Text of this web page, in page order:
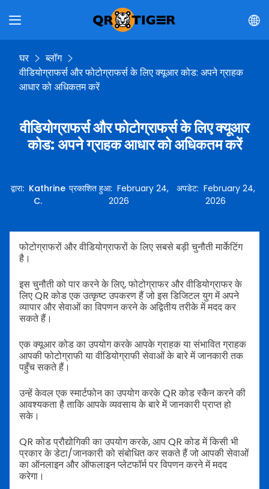
घर
ब्लॉग
वीडियोग्राफर्स और फोटोग्राफर्स के लिए क्यूआर कोड: अपने ग्राहक
आधार को अधिकतम करें
वीडियोग्राफर्स और फोटोग्राफर्स के लिए क्यूआर
कोड: अपने ग्राहक आधार को अधिकतम करें
द्वारा: Kathrine
C.
प्रकाशित हुआ:February 24,
2026
अपडेट: February 24,
2026
फोटोग्राफरों और वीडियोग्राफरों के लिए सबसे बड़ी चुनौती मार्केटिंग
है।
इस चुनौती को पार करने के लिए, फोटोग्राफर और वीडियोग्राफर के
लिए QR कोड एक उत्कृष्ट उपकरण हैं जो इस डिजिटल युग में अपने
व्यापार और सेवाओं का विपणन करने के अद्वितीय तरीके में मदद कर
सकते हैं।
एक क्यूआर कोड का उपयोग करके आपके ग्राहक या संभावित ग्राहक
आपकी फोटोग्राफी या वीडियोग्राफी सेवाओं के बारे में जानकारी तक
पहुँच सकते हैं।
उन्हें केवल एक स्मार्टफोन का उपयोग करके QR कोड स्कैन करने की
आवश्यकता है ताकि आपके व्यवसाय के बारे में जानकारी प्राप्त हो
सके।
QR कोड प्रौद्योगिकी का उपयोग करके, आप QR कोड में किसी भी
प्रकार के डेटा/जानकारी को संबोधित कर सकते हैं जो आपकी सेवाओं
का ऑनलाइन और ऑफलाइन प्लेटफॉर्म पर विपणन करने में मदद
करेगा।